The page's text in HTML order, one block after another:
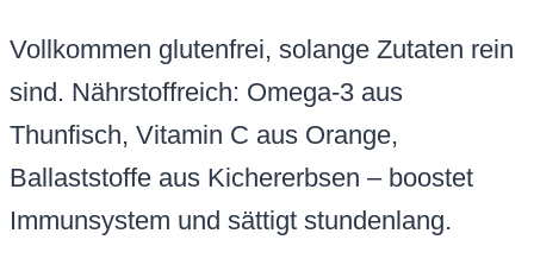
Vollkommen glutenfrei, solange Zutaten rein
sind. Nährstoffreich: Omega-3 aus
Thunfisch, Vitamin C aus Orange,
Ballaststoffe aus Kichererbsen – boostet
Immunsystem und sättigt stundenlang.